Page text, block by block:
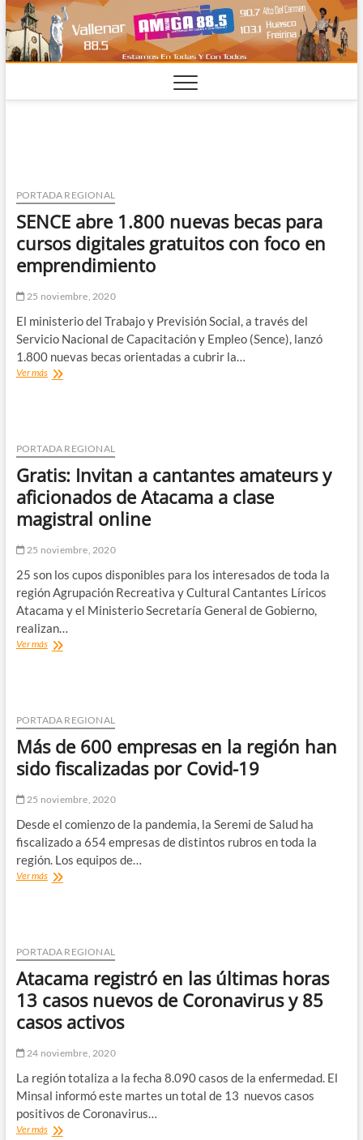
Saltar
al
contenido
PORTADA REGIONAL
SENCE abre 1.800 nuevas becas para
cursos digitales gratuitos con foco en
emprendimiento
25 noviembre, 2020
El ministerio del Trabajo y Previsión Social, a través del
Servicio Nacional de Capacitación y Empleo (Sence), lanzó
1.800 nuevas becas orientadas a cubrir la…
Ver másSENCE
para
cursos
digitales
gratuitos
con
foco
en
emprendimiento
PORTADA REGIONAL
Gratis: Invitan a cantantes amateurs y
aficionados de Atacama a clase
magistral online
25 noviembre, 2020
25 son los cupos disponibles para los interesados de toda la
región Agrupación Recreativa y Cultural Cantantes Líricos
Atacama y el Ministerio Secretaría General de Gobierno,
realizan…
Ver másGratis:
y
aficionados
de
Atacama
a
magistral
online
PORTADA REGIONAL
Más de 600 empresas en la región han
sido fiscalizadas por Covid-19
25 noviembre, 2020
Desde el comienzo de la pandemia, la Seremi de Salud ha
fiscalizado a 654 empresas de distintos rubros en toda la
región. Los equipos de…
Ver másMás
la
región
han
fiscalizadas
por
19
PORTADA REGIONAL
Atacama registró en las últimas horas
13 casos nuevos de Coronavirus y 85
casos activos
24 noviembre, 2020
La región totaliza a la fecha 8.090 casos de la enfermedad. El
Minsal informó este martes un total de 13 nuevos casos
positivos de Coronavirus…
Ver másAtacama